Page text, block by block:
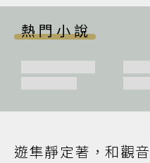
熱門小說
遊隼靜定著，和觀